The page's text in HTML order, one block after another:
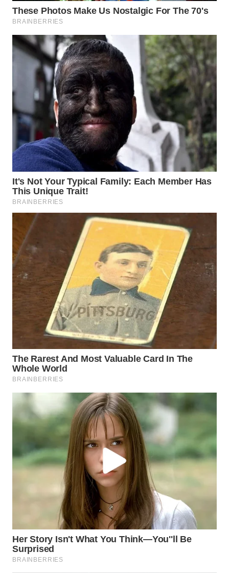
WN
KARO
WN
SIMALUNGUN
WN
LABUHANBATU
WN
TAPANULI
TENGAH
WN DELI
SERDANG
WN
TEBING
TINGGI
WN
PAKPAK
WN
KARAWANG
WN
BOGOR
WN
DEPOK
WN
TAPANULI
UTARA
WN
PADANG
LAWAS